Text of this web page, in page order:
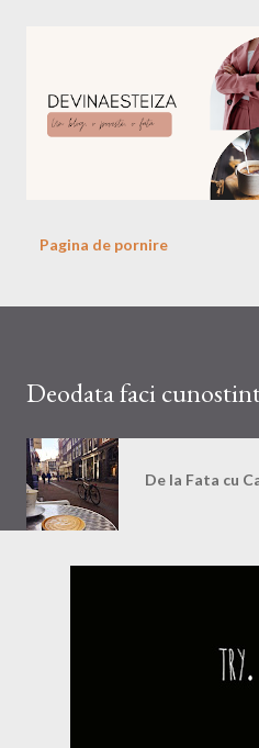
Treceți la
Pagina de pornire
Deodata faci
De la Fata cu